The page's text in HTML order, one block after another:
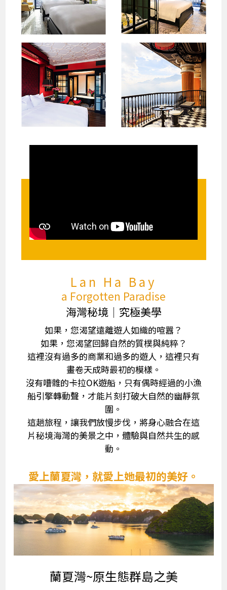
Lan Ha Bay
a Forgotten Paradise
海灣秘境│究極美學
如果，您渴望遠離遊人如織的喧囂？
如果，您渴望回歸自然的質樸與純粹？
這裡沒有過多的商業和過多的遊人，這裡只有
畫卷天成時最初的模樣。
沒有嘈雜的卡拉OK遊船，只有偶時經過的小漁
船引擎轉動聲，才能片刻打破大自然的幽靜氛
圍。
這趟旅程，讓我們放慢步伐，將身心融合在這
片秘境海灣的美景之中，體驗與自然共生的感
動。
愛上蘭夏灣，就愛上她最初的美好。
蘭夏灣~原生態群島之美